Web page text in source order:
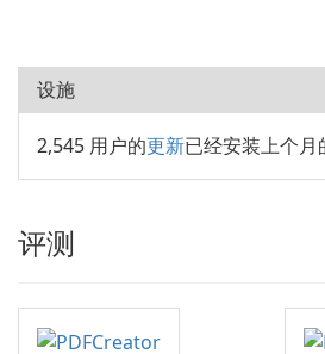
设施
2,545 用户的更新已经安装上个月
评测